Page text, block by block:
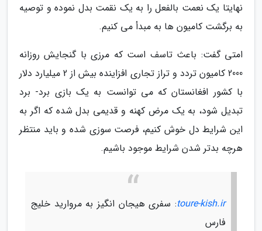
نهایتا یک نعمت بالفعل را به یک نقمت بدل نموده و توصیه
به برگشت کامیون ها به مبدأ می کنیم.
امتی گفت: باعث تاسف است که مرزی با گنجایش روزانه
2000 کامیون تردد و تراز تجاری افزاینده بیش از 2 میلیارد دلار
با کشور افغانستان که می توانست به یک بازی برد- برد
تبدیل شود، به یک مرض کهنه و قدیمی بدل شده که اگر به
این شرایط دل خوش کنیم، فرصت سوزی شده و باید منتظر
هرچه بدتر شدن شرایط موجود باشیم.
toure-kish.ir: سفری هیجان انگیز به مروارید خلیج
فارس